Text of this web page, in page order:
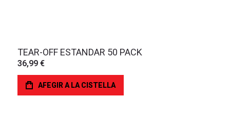
TEAR-OFF ESTANDAR 50 PACK
36,99 €
AFEGIR A LA CISTELLA